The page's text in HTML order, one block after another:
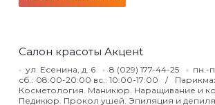
Салон красоты Акценt
ул. Есенина, д. 6 8 (029) 177-44-25
пн.-
сб.: 08:00-20:00 вс.: 10:00-17:00
Косметология. Маникюр. Наращивание и
Педикюр. Прокол ушей. Эпиляция и